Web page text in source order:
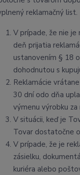
reklamačný list.
V prípade, že nie je
deň prijatia
ustanovením § 18
dohodnutou s
Reklamácie
30 dní odo dňa
výmenu výrobku
V situácii, keď je
Tovar dostatočne
V prípade, že je
zásielku,
kuriéra alebo